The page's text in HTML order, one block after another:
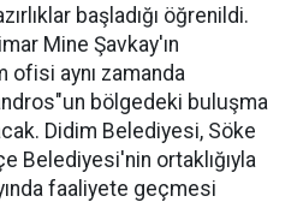
başladığı öğrenildi.
Mine Şavkay'ın
aynı zamanda
bölgedeki buluşma
Didim Belediyesi, Söke
Belediyesi'nin ortaklığıyla
faaliyete geçmesi